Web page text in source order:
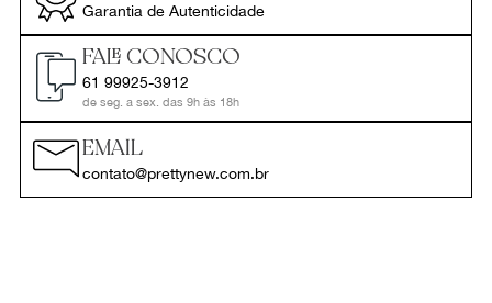
Garantia de Autenticidade
FALE CONOSCO
61 99925-3912
de seg. a sex. das 9h às 18h
EMAIL
contato@prettynew.com.br